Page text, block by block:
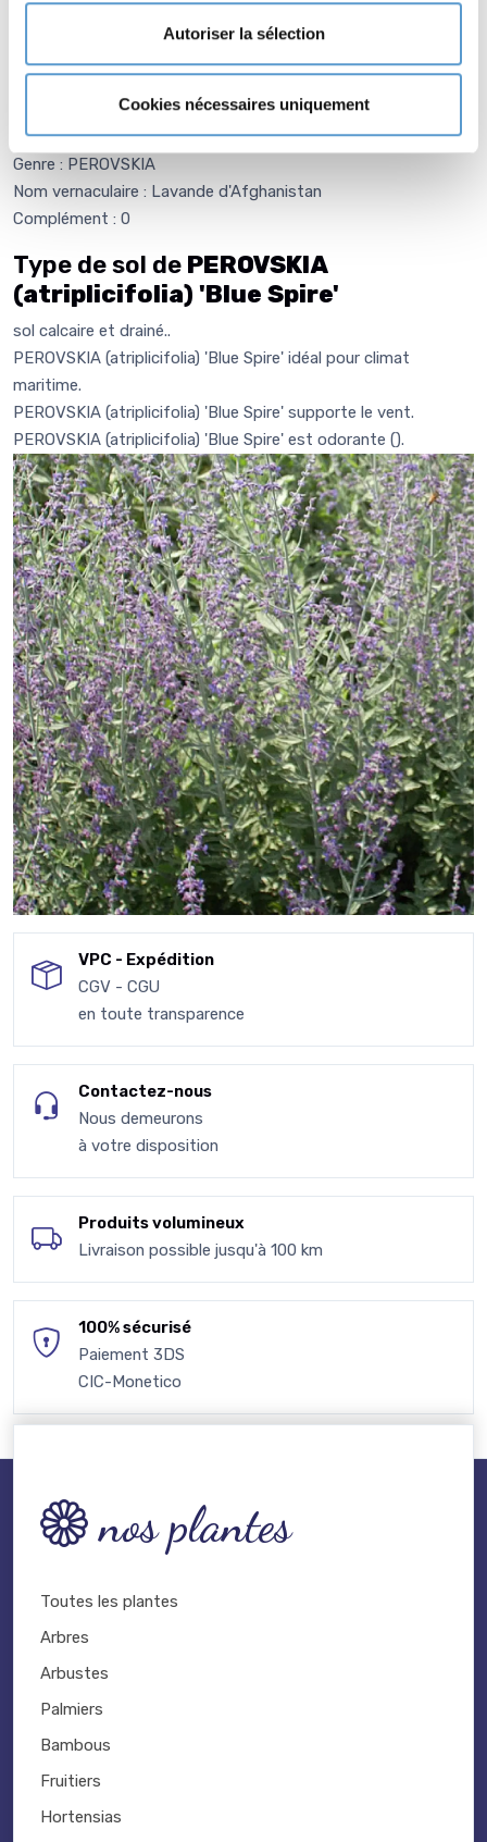
Autoriser la sélection
Cookies nécessaires uniquement
Informations botaniques
Famille : Lamiaceae
Genre : PEROVSKIA
Nom vernaculaire : Lavande d'Afghanistan
Complément : 0
Type de sol de PEROVSKIA
(atriplicifolia) 'Blue Spire'
sol calcaire et drainé..
PEROVSKIA (atriplicifolia) 'Blue Spire' idéal pour climat
maritime.
PEROVSKIA (atriplicifolia) 'Blue Spire' supporte le vent.
PEROVSKIA (atriplicifolia) 'Blue Spire' est odorante ().
VPC - Expédition
CGV - CGU
en toute transparence
Contactez-nous
Nous demeurons
à votre disposition
Produits volumineux
Livraison possible jusqu'à 100 km
100% sécurisé
Paiement 3DS
CIC-Monetico
nos plantes
Toutes les plantes
Arbres
Arbustes
Palmiers
Bambous
Fruitiers
Hortensias